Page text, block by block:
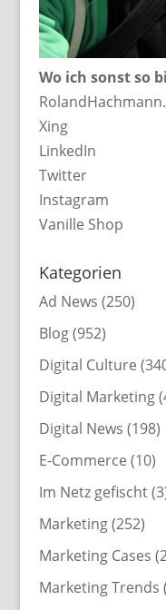
Wo ich sonst so
Xing
LinkedIn
Twitter
Instagram
Vanille Shop
Kategorien
Ad News (250)
Blog(952)
Digital Culture
Digital Marketing
Digital News (198)
E-Commerce (10)
Im Netz gefischt
Marketing(252)
Marketing Cases
Marketing Trends